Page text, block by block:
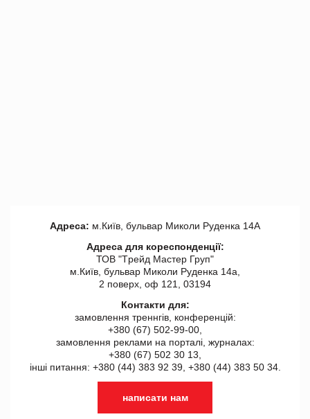
Адреса: м.Київ, бульвар Миколи Руденка 14А
Адреса для кореспонденції:
ТОВ "Tрейд Мастер Груп"
м.Київ, бульвар Миколи Руденка 14а,
2 поверх, оф 121, 03194
Контакти для:
замовлення треннгів, конференцій:
+380 (67) 502-99-00,
замовлення реклами на порталі, журналах:
+380 (67) 502 30 13,
інші питання: +380 (44) 383 92 39, +380 (44) 383 50 34.
написати нам